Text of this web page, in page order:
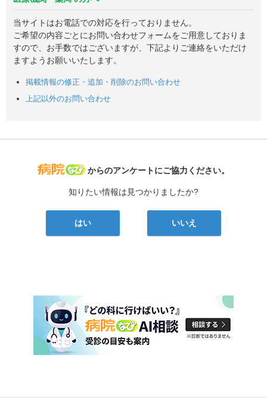
当サイトはお電話での対応を行っておりません。
ご希望の内容ごとにお問い合わせフォームをご用意しておりま
すので、お手数ではございますが、下記よりご連絡をいただけ
ますようお願いいたします。
掲載情報の修正・追加・削除のお問い合わせ
上記以外のお問い合わせ
病院なび
からのアンケートにご協力ください。
知りたい情報は見つかりましたか?
はい いいえ